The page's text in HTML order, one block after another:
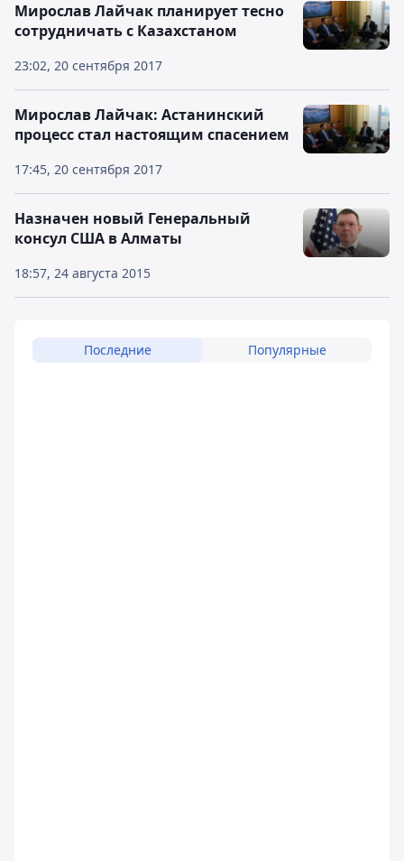
23:02, 20 сентября 2017
Мирослав Лайчак планирует тесно
сотрудничать с Казахстаном
17:45, 20 сентября 2017
Мирослав Лайчак: Астанинский
процесс стал настоящим спасением
18:57, 24 августа 2015
Назначен новый Генеральный
консул США в Алматы
Последние Популярные